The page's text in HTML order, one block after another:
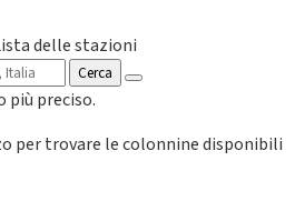
delle stazioni
Cerca
più preciso.
per trovare le colonnine disponibili